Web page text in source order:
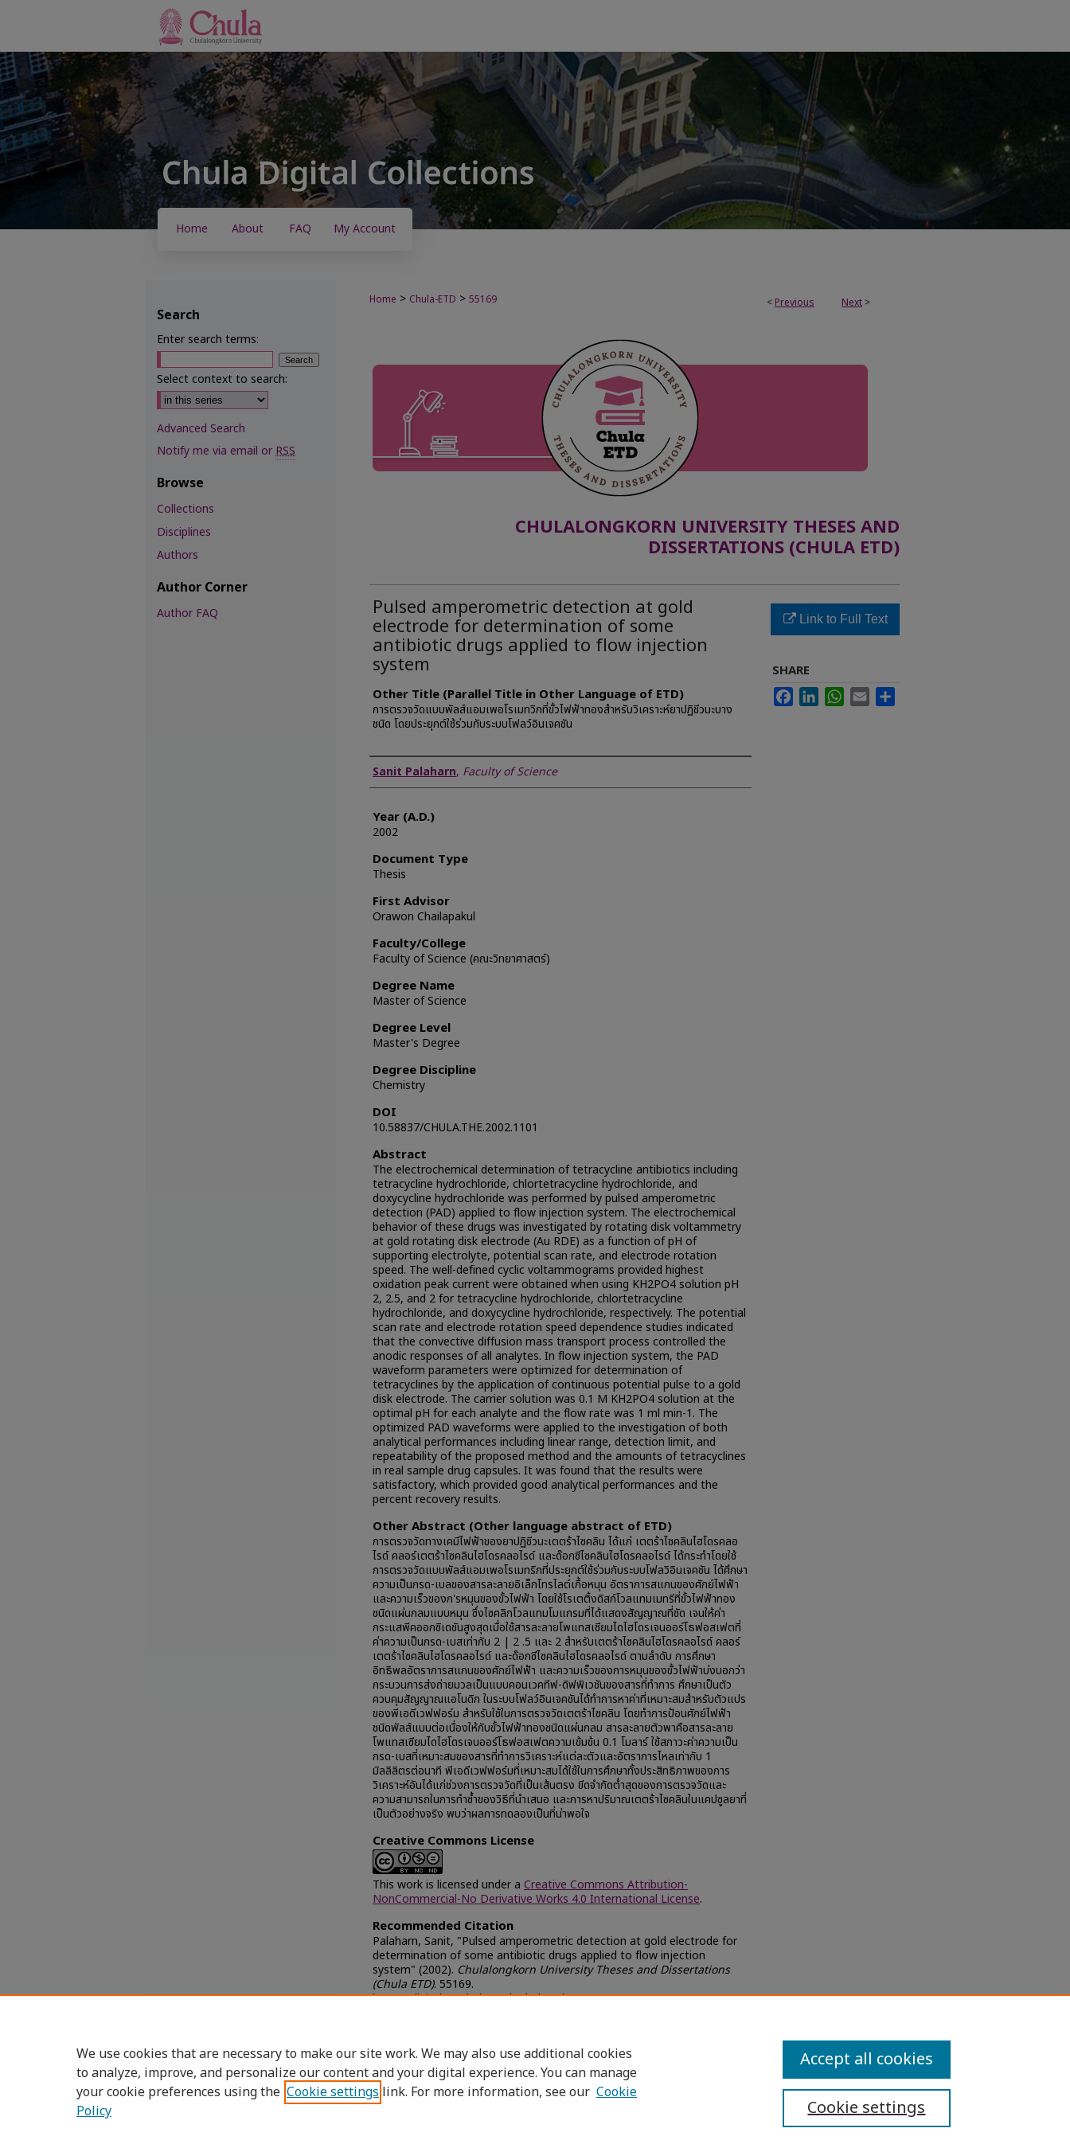
Home About FAQ My Account
< Previous Next >
Home > Chula-ETD > 55169
CHULALONGKORN UNIVERSITY THESES AND
DISSERTATIONS (CHULA ETD)
Pulsed amperometric detection at gold
electrode for determination of some
antibiotic drugs applied to flow injection
system
Other Title (Parallel Title in Other Language of ETD)
การตรวจวัดแบบพัลส์แอมเพอโรเมทวิกที่ขั้วไฟฟ้าทองสำหรับวิเคราะห์ยาปฏิชีวนะบาง
ชนิด โดยประยุกต์ใช้ร่วมกับระบบโฟลว์อินเจคชัน
Author
Sanit Palaharn, Faculty of Science
Year (A.D.)
2002
Document Type
Thesis
First Advisor
Orawon Chailapakul
Faculty/College
Faculty of Science (คณะวิทยาศาสตร์)
Degree Name
Master of Science
Degree Level
Master's Degree
Degree Discipline
Chemistry
DOI
10.58837/CHULA.THE.2002.1101
Abstract
The electrochemical determination of tetracycline antibiotics including
tetracycline hydrochloride, chlortetracycline hydrochloride, and
doxycycline hydrochloride was performed by pulsed amperometric
detection (PAD) applied to flow injection system. The electrochemical
behavior of these drugs was investigated by rotating disk voltammetry
at gold rotating disk electrode (Au RDE) as a function of pH of
supporting electrolyte, potential scan rate, and electrode rotation
speed. The well-defined cyclic voltammograms provided highest
oxidation peak current were obtained when using KH2PO4 solution pH
2, 2.5, and 2 for tetracycline hydrochloride, chlortetracycline
hydrochloride, and doxycycline hydrochloride, respectively. The potential
scan rate and electrode rotation speed dependence studies indicated
that the convective diffusion mass transport process controlled the
anodic responses of all analytes. In flow injection system, the PAD
waveform parameters were optimized for determination of
tetracyclines by the application of continuous potential pulse to a gold
disk electrode. The carrier solution was 0.1 M KH2PO4 solution at the
optimal pH for each analyte and the flow rate was 1 ml min-1. The
optimized PAD waveforms were applied to the investigation of both
analytical performances including linear range, detection limit, and
repeatability of the proposed method and the amounts of tetracyclines
in real sample drug capsules. It was found that the results were
satisfactory, which provided good analytical performances and the
percent recovery results.
Other Abstract (Other language abstract of ETD)
การตรวจวัดทางเคมีไฟฟ้าของยาปฏิชีวนะเตตร้าไซคลิน ได้แก่ เตตร้าไซคลินไฮโดรคลอ
ไรด์ คลอร์เตตร้าไซคลินไฮโดรคลอไรด์ และด๊อกซีไซคลินไฮโดรคลอไรด์ ได้กระทำโดยใช้
การตรวจวัดแบบพัลส์แอมเพอโรเมทริกที่ประยุกต์ใช้ร่วมกับระบบโฟลวิอินเจคชัน ได้ศึกษา
ความเป็นกรด-เบลของสารละลายอิเล็กโทรไลต์เกื้อหนุน อัตราการสแกนของศักย์ไฟฟ้า
และความเร็วของก'รหมุนของขั้วไฟฟ้า โดยใช้โรเตติ้งดิสก์โวลแทมเมทรีที่ขั้วไฟฟ้าทอง
ชนิดแผ่นกลมแบบหมุน ซึ่งไซคลิกโวลแทมโมแกรมที่ได้แสดงสัญญาณที่ชัด เจนให้ค่า
กระแสพีคออกซิเดชันสูงสุดเมื่อใช้สารละลายโพแทสเซียมไดไฮโดรเจนออร์โธฟอสเฟตที่
ค่าความเป็นกรด-เบสเท่ากับ 2 | 2 .5 และ 2 สำหรับเตตร้าไซคลินไฮโดรคลอไรด์ คลอร์
เตตร้าไซคลินไฮโดรคลอไรด์ และด๊อกซีไซคลินไฮโดรคลอไรด์ ตามลำดับ การศึกษา
อิทธิพลอัตราการสแกนของศักย์ไฟฟ้า และความเร็วของการหมุนของขั้วไฟฟ้าบ่งบอกว่า
กระบวนการส่งถ่ายมวลเป็นแบบคอนเวคทีฟ-ดิฟพิเวชันของสารที่ทำการ ศึกษาเป็นตัว
ควบคุมสัญญาณแอโนดิก ในระบบโฟลว์อินเจคชันได้ทำการหาค่าที่เหมาะสมสำหรับตัวแปร
ของพีเอดีเวฟฟอร์ม สำหรับใช้ในการตรวจวัดเตตร้าไซคลิน โดยทำการป้อนศักย์ไฟฟ้า
ชนิดพัลส์แบบต่อเนื่องให้กับขั้วไฟฟ้าทองชนิดแผ่นกลม สารละลายตัวพาคือสารละลาย
โพแทสเซียมไดไฮโดรเจนออร์โธฟอสเฟตความเข้มข้น 0.1 โมลาร์ ใช้สภาวะค่าความเป็น
กรด-เบสที่เหมาะสมของสารที่ทำการวิเคราะห์แต่ละตัวและอัตราการไหลเท่ากับ 1
มิลลิลิตรต่อนาที พีเอดีเวฟฟอร์มที่เหมาะสมได้ใช้ในการศึกษาทั้งประสิทธิภาพของการ
วิเคราะห์อันได้แก่ช่วงการตรวจวัดที่เป็นเส้นตรง ขีดจำกัดตํ่าสุดของการตรวจวัดและ
ความสามารถในการทำซํ้าของวิธีที่นำเสนอ และการหาปริมาณเตตร้าไซคลินในแคปซูลยาที่
เป็นตัวอย่างจริง พบว่าผลการทดลองเป็นที่น่าพอใจ
Creative Commons License
This work is licensed under a Creative Commons Attribution-
NonCommercial-No Derivative Works 4.0 International License.
Recommended Citation
Palaharn, Sanit, "Pulsed amperometric detection at gold electrode for
determination of some antibiotic drugs applied to flow injection
system" (2002). Chulalongkorn University Theses and Dissertations
(Chula ETD). 55169.
https://digital.car.chula.ac.th/chulaetd/55169
Link to Full Text
SHARE
FacebookLinkedInWhatsApp
Email
Search
Enter search terms:
Select context to search:
Advanced Search
Notify me via email orRSS
Browse
Collections
Disciplines
Authors
Author Corner
Author FAQ
Accessibility Statement
We use cookies that are necessary to make our site work. We may also use additional cookies
to analyze, improve, and personalize our content and your digital experience. You can manage
your cookie preferences using the Cookie settings link. For more information, see our Cookie
Policy
Cookie settings
Accept all cookies